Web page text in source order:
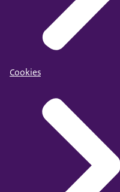
Cookies